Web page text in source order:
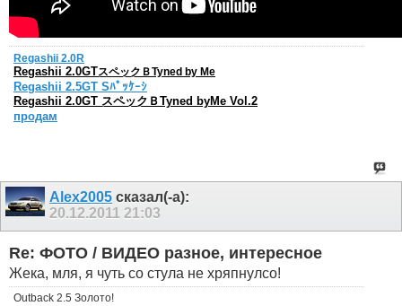
Regashii 2.0R
Regashii 2.0GTスペックＢTyned by Me
Regashii 2.5GT Sﾊﾟｯｹｰｼ
Regashii 2.0GT スペックＢTyned byMe Vol.2
продам
Alex2005 сказал(-а):
20.12.2011 21:03
Re: ФОТО / ВИДЕО разное, интересное
Жека, мля, я чуть со стула не хряпнулсо!
Outback 2.5 Золото!